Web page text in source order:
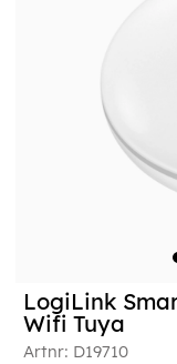
LogiLink
Wifi Tuya
Artnr: D19710